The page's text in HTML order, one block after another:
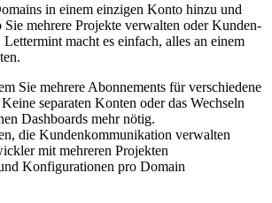
in einem einzigen Konto hinzu und
mehrere Projekte verwalten oder Kunden-
macht es einfach, alles an einem
Sie mehrere Abonnements für verschiedene
separaten Konten oder das Wechseln
Dashboards mehr nötig.
die Kundenkommunikation verwalten
mit mehreren Projekten
Konfigurationen pro Domain